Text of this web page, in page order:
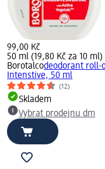
99,00 Kč
50 ml (19,80 Kč za 10 ml)
Borotalcodeodorant roll-
Intenstive, 50 ml
(12)
Skladem
Vybrat prodejnu dm